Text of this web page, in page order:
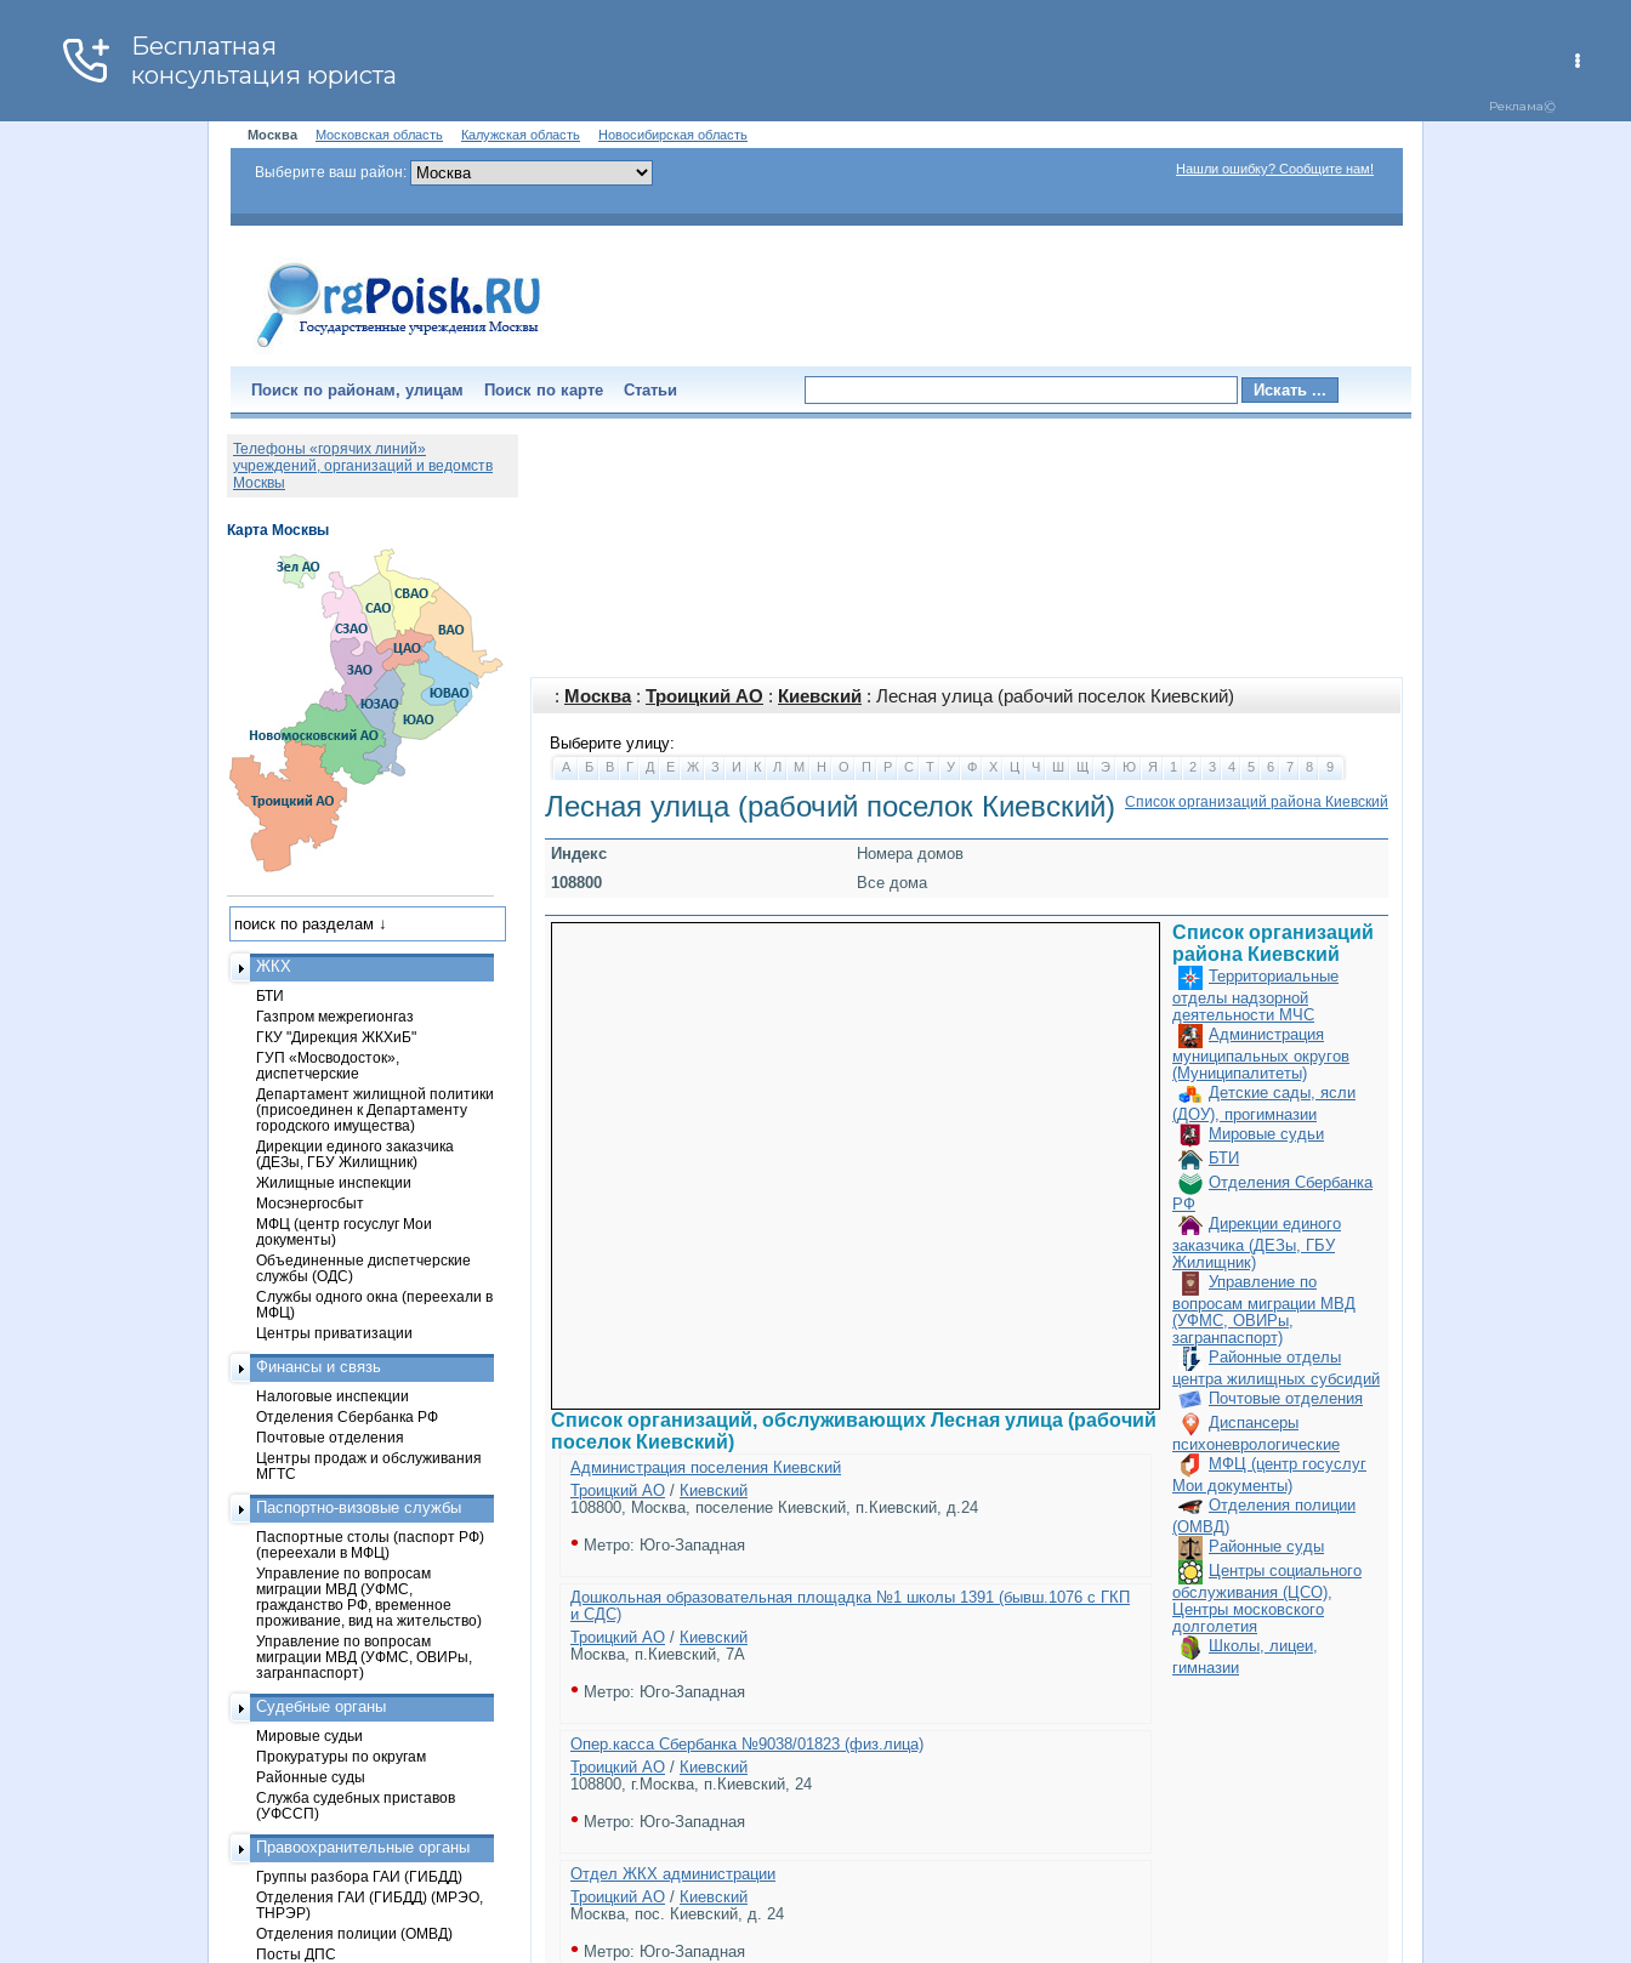
Москва Московская область Калужская область Новосибирская область
Выберите ваш район: Нашли ошибку? Сообщите нам!
Поиск по районам, улицам Поиск по карте Статьи
: Москва: Троицкий АО : Киевский : Лесная улица (рабочий поселок Киевский)
Выберите улицу:
А Б В Г Д Е Ж З И К Л М Н О П Р С Т У Ф Х Ц Ч Ш Щ Э Ю Я 1 2 3 4 5 6 7 8 9
Список организаций района Киевский
Лесная улица (рабочий поселок Киевский)
Индекс
Номера домов
108800
Все дома
Список организаций, обслуживающих Лесная улица (рабочий
поселок Киевский)
Администрация поселения Киевский
Троицкий АО / Киевский
108800, Москва, поселение Киевский, п.Киевский, д.24
• Метро: Юго-Западная
Дошкольная образовательная площадка №1 школы 1391 (бывш.1076 с ГКП
и СДС)
Троицкий АО / Киевский
Москва, п.Киевский, 7А
• Метро: Юго-Западная
Опер.касса Сбербанка №9038/01823 (физ.лица)
Троицкий АО / Киевский
108800, г.Москва, п.Киевский, 24
• Метро: Юго-Западная
Отдел ЖКХ администрации
Троицкий АО / Киевский
Москва, пос. Киевский, д. 24
• Метро: Юго-Западная
Список организаций
района Киевский
Территориальные
отделы надзорной
деятельности МЧС
Администрация
муниципальных округов
(Муниципалитеты)
Детские сады, ясли
(ДОУ), прогимназии
Мировые судьи
БТИ
Отделения Сбербанка
РФ
Дирекции единого
заказчика (ДЕЗы, ГБУ
Жилищник)
Управление по
вопросам миграции МВД
(УФМС, ОВИРы,
загранпаспорт)
Районные отделы
центра жилищных субсидий
Почтовые отделения
Диспансеры
психоневрологические
МФЦ (центр госуслуг
Мои документы)
Отделения полиции
(ОМВД)
Районные суды
Центры социального
обслуживания (ЦСО),
Центры московского
долголетия
Школы, лицеи,
гимназии
Телефоны «горячих линий»
учреждений, организаций и ведомств
Москвы
ЖКХ
БТИ
Газпром межрегионгаз
ГКУ "Дирекция ЖКХиБ"
ГУП «Мосводосток»,
диспетчерские
Департамент жилищной политики
(присоединен к Департаменту
городского имущества)
Дирекции единого заказчика
(ДЕЗы, ГБУ Жилищник)
Жилищные инспекции
Мосэнергосбыт
МФЦ (центр госуслуг Мои
документы)
Объединенные диспетчерские
службы (ОДС)
Службы одного окна (переехали в
МФЦ)
Центры приватизации
Финансы и связь
Налоговые инспекции
Отделения Сбербанка РФ
Почтовые отделения
Центры продаж и обслуживания
МГТС
Паспортно-визовые службы
Паспортные столы (паспорт РФ)
(переехали в МФЦ)
Управление по вопросам
миграции МВД (УФМС,
гражданство РФ, временное
проживание, вид на жительство)
Управление по вопросам
миграции МВД (УФМС, ОВИРы,
загранпаспорт)
Судебные органы
Мировые судьи
Прокуратуры по округам
Районные суды
Служба судебных приставов
(УФССП)
Правоохранительные органы
Группы разбора ГАИ (ГИБДД)
Отделения ГАИ (ГИБДД) (МРЭО,
ТНРЭР)
Отделения полиции (ОМВД)
Посты ДПС